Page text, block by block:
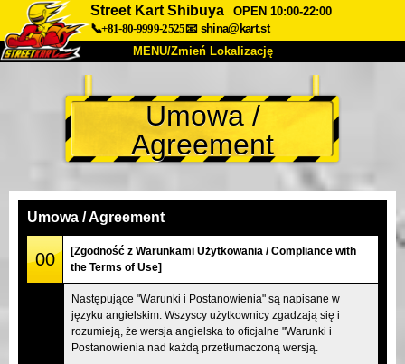
Street Kart Shibuya
OPEN 10:00-22:00
📞+81-80-9999-2525📧 shina@kart.st
MENU/Zmień Lokalizację
O nas Specyfikacja Cena
Dojazd Opinie FAQ
Zmień Lokalizację
Tokyo Shinagawa
Tokyo Akihabara#2
Tokyo Shibuya Annex Tokyo Bay
Tokyo Asakusa Osaka
Umowa /
Agreement
Umowa / Agreement
00
[Zgodność z Warunkami Użytkowania / Compliance with
the Terms of Use]
Następujące "Warunki i Postanowienia" są napisane w
języku angielskim. Wszyscy użytkownicy zgadzają się i
rozumieją, że wersja angielska to oficjalne "Warunki i
Postanowienia nad każdą przetłumaczoną wersją.